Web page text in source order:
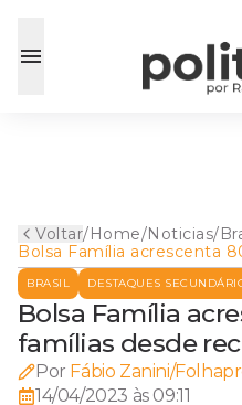
Voltar/Home/Noticias/
Bolsa Família acrescenta
mil famílias desde
por Lula
BRASIL DESTAQUES
Bolsa Família
famílias desde
Por Fábio Zanini/
14/04/2023 às 09:11